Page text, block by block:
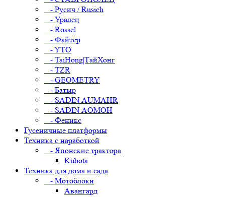
- Русич / Rusich
- Уралец
- Rossel
- Файтер
- YTO
- TaiHong|ТайХонг
- TZR
- GEOMETRY
- Батыр
- SADIN AUMAHR
- SADIN AOMOH
- Феникс
Гусеничные платформы
Техника с наработкой
- Японские трактора
Kubota
Техника для дома и сада
- Мотоблоки
Авангард